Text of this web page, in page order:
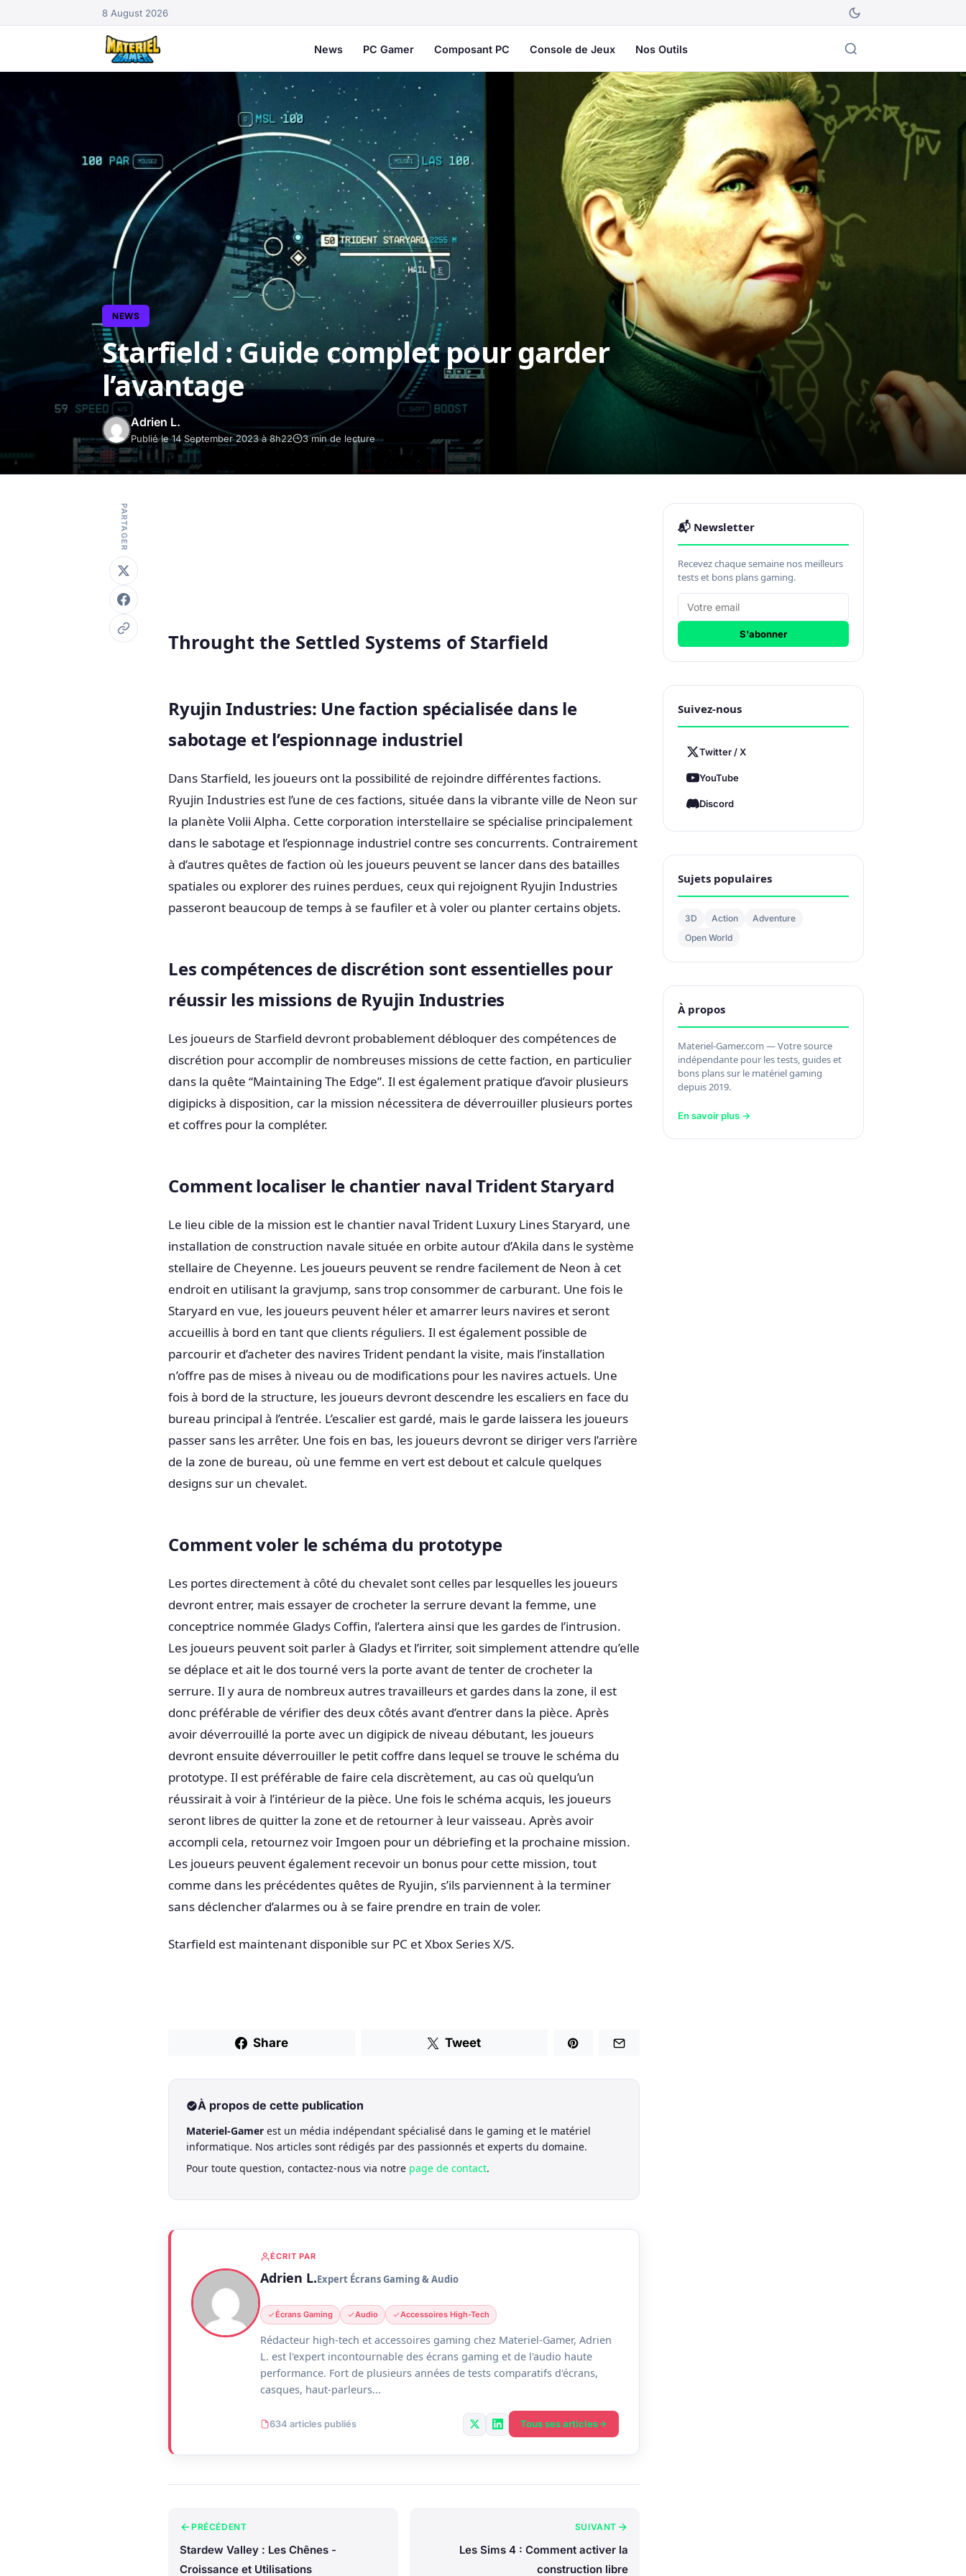
8 August 2026
News PC Gamer Composant PC Console de Jeux Nos Outils
NEWS
Starfield : Guide complet pour garder
l’avantage
Adrien L.
Publié le 14 September 2023 à 8h22 3 min de lecture
PARTAGER
Throught the Settled Systems of Starfield
Ryujin Industries: Une faction spécialisée dans le
sabotage et l’espionnage industriel
Dans Starfield, les joueurs ont la possibilité de rejoindre différentes factions.
Ryujin Industries est l’une de ces factions, située dans la vibrante ville de Neon sur
la planète Volii Alpha. Cette corporation interstellaire se spécialise principalement
dans le sabotage et l’espionnage industriel contre ses concurrents. Contrairement
à d’autres quêtes de faction où les joueurs peuvent se lancer dans des batailles
spatiales ou explorer des ruines perdues, ceux qui rejoignent Ryujin Industries
passeront beaucoup de temps à se faufiler et à voler ou planter certains objets.
Les compétences de discrétion sont essentielles pour
réussir les missions de Ryujin Industries
Les joueurs de Starfield devront probablement débloquer des compétences de
discrétion pour accomplir de nombreuses missions de cette faction, en particulier
dans la quête “Maintaining The Edge”. Il est également pratique d’avoir plusieurs
digipicks à disposition, car la mission nécessitera de déverrouiller plusieurs portes
et coffres pour la compléter.
Comment localiser le chantier naval Trident Staryard
Le lieu cible de la mission est le chantier naval Trident Luxury Lines Staryard, une
installation de construction navale située en orbite autour d’Akila dans le système
stellaire de Cheyenne. Les joueurs peuvent se rendre facilement de Neon à cet
endroit en utilisant la gravjump, sans trop consommer de carburant. Une fois le
Staryard en vue, les joueurs peuvent héler et amarrer leurs navires et seront
accueillis à bord en tant que clients réguliers. Il est également possible de
parcourir et d’acheter des navires Trident pendant la visite, mais l’installation
n’offre pas de mises à niveau ou de modifications pour les navires actuels. Une
fois à bord de la structure, les joueurs devront descendre les escaliers en face du
bureau principal à l’entrée. L’escalier est gardé, mais le garde laissera les joueurs
passer sans les arrêter. Une fois en bas, les joueurs devront se diriger vers l’arrière
de la zone de bureau, où une femme en vert est debout et calcule quelques
designs sur un chevalet.
Comment voler le schéma du prototype
Les portes directement à côté du chevalet sont celles par lesquelles les joueurs
devront entrer, mais essayer de crocheter la serrure devant la femme, une
conceptrice nommée Gladys Coffin, l’alertera ainsi que les gardes de l’intrusion.
Les joueurs peuvent soit parler à Gladys et l’irriter, soit simplement attendre qu’elle
se déplace et ait le dos tourné vers la porte avant de tenter de crocheter la
serrure. Il y aura de nombreux autres travailleurs et gardes dans la zone, il est
donc préférable de vérifier des deux côtés avant d’entrer dans la pièce. Après
avoir déverrouillé la porte avec un digipick de niveau débutant, les joueurs
devront ensuite déverrouiller le petit coffre dans lequel se trouve le schéma du
prototype. Il est préférable de faire cela discrètement, au cas où quelqu’un
réussirait à voir à l’intérieur de la pièce. Une fois le schéma acquis, les joueurs
seront libres de quitter la zone et de retourner à leur vaisseau. Après avoir
accompli cela, retournez voir Imgoen pour un débriefing et la prochaine mission.
Les joueurs peuvent également recevoir un bonus pour cette mission, tout
comme dans les précédentes quêtes de Ryujin, s’ils parviennent à la terminer
sans déclencher d’alarmes ou à se faire prendre en train de voler.
Starfield est maintenant disponible sur PC et Xbox Series X/S.
Share Tweet
À propos de cette publication
Materiel-Gamer est un média indépendant spécialisé dans le gaming et le matériel
informatique. Nos articles sont rédigés par des passionnés et experts du domaine.
Pour toute question, contactez-nous via notre page de contact.
ÉCRIT PAR
Adrien L.Expert Écrans Gaming & Audio
Écrans Gaming Audio Accessoires High-Tech
Rédacteur high-tech et accessoires gaming chez Materiel-Gamer, Adrien
L. est l'expert incontournable des écrans gaming et de l'audio haute
performance. Fort de plusieurs années de tests comparatifs d'écrans,
casques, haut-parleurs...
634 articles publiés Tous ses articles
PRÉCÉDENT
Stardew Valley : Les Chênes -
Croissance et Utilisations
SUIVANT
Les Sims 4 : Comment activer la
construction libre
📬 Newsletter
Recevez chaque semaine nos meilleurs
tests et bons plans gaming.
S'abonner
Suivez-nous
Twitter / X
YouTube
Discord
Sujets populaires
3D Action
Adventure
Open World
À propos
Materiel-Gamer.com — Votre source
indépendante pour les tests, guides et
bons plans sur le matériel gaming
depuis 2019.
En savoir plus →